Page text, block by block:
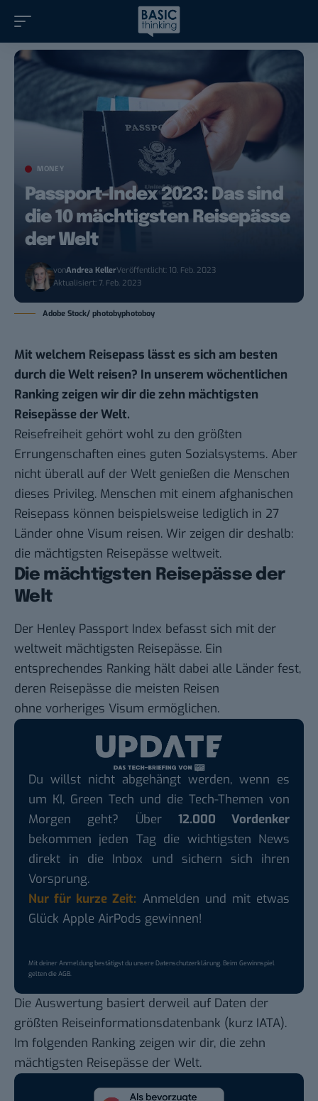
MONEY
Passport-Index 2023: Das sind
die 10 mächtigsten Reisepässe
der Welt
vonAndrea KellerVeröffentlicht: 10. Feb. 2023
Aktualisiert: 7. Feb. 2023
Adobe Stock/ photobyphotoboy
Mit welchem Reisepass lässt es sich am besten
durch die Welt reisen? In unserem wöchentlichen
Rankingzeigen wir dir die zehn mächtigsten
Reisepässe der Welt.
Reisefreiheit gehört wohl zu den größten
Errungenschaften eines guten Sozialsystems. Aber
nicht überall auf der Welt genießen die Menschen
dieses Privileg. Menschen mit einem afghanischen
Reisepass können beispielsweise lediglich in 27
Länder ohne Visum reisen. Wir zeigen dir deshalb:
die mächtigsten Reisepässe weltweit.
Die mächtigsten Reisepässe der
Welt
Der Henley Passport Index befasst sich mit der
weltweit mächtigsten Reisepässe. Ein
entsprechendes Ranking hält dabei alle Länder fest,
deren Reisepässe die meisten Reisen
ohne vorheriges Visum ermöglichen.
Du willst nicht abgehängt werden, wenn es
um KI, Green Tech und die Tech-Themen von
Morgen geht? Über 12.000 Vordenker
bekommen jeden Tag die wichtigsten News
direkt in die Inbox und sichern sich ihren
Vorsprung.
Nur für kurze Zeit: Anmelden und mit etwas
Glück Apple AirPods gewinnen!
Mit deiner Anmeldung bestätigst du unsereDatenschutzerklärung. Beim Gewinnspiel
gelten dieAGB.
Die Auswertung basiert derweil auf Daten der
größten Reiseinformationsdatenbank (kurz IATA).
Im folgenden Ranking zeigen wir dir, die zehn
mächtigsten Reisepässe der Welt.